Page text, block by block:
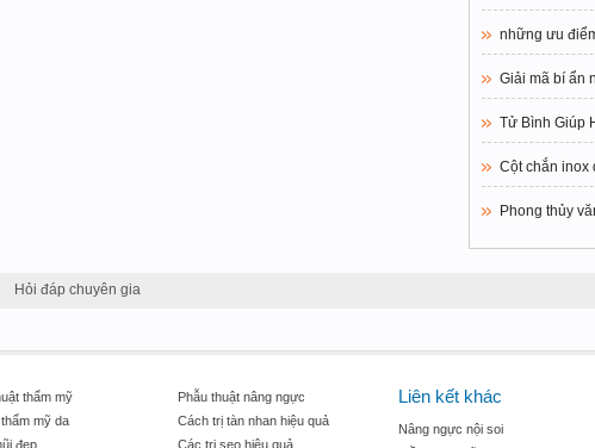
những ưu
Giải mã bí ẩn
Tử Bình Giúp
Cột chắn inox
Phong thủy
Hỏi đáp chuyên gia
thẩm mỹ
mỹ da
đẹp
Phẫu thuật nâng ngực
Cách trị tàn nhan hiệu quả
Các trị sẹo hiệu quả
Liên kết khác
Nâng ngực nội soi